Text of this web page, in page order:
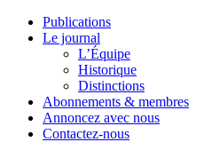
Publications
Le journal
L’Équipe
Historique
Distinctions
Abonnements & membres
Annoncez avec nous
Contactez-nous